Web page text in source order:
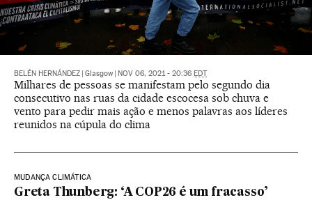
BELÉN HERNÁNDEZ Glasgow NOV 06, 2021 - 20:36 EDT
Milhares de pessoas se manifestam pelo segundo dia
consecutivo nas ruas da cidade escocesa sob chuva e
vento para pedir mais ação e menos palavras aos líderes
reunidos na cúpula do clima
MUDANÇA CLIMÁTICA
Greta Thunberg: ‘A COP26 é um fracasso’